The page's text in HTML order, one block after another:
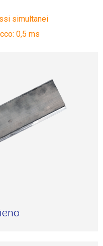
simultanei
0,5 ms